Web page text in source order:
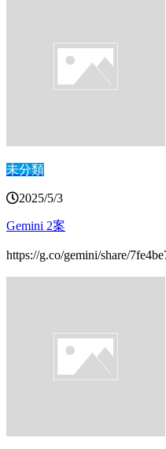
未分類
2025/5/3
Gemini 2案
https://g.co/gemini/share/